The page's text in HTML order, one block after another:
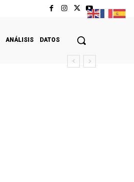
ANÁLISIS DATOS